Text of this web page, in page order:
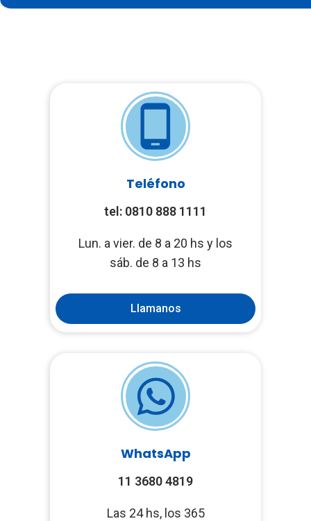
Teléfono
tel: 0810 888 1111
Lun. a vier. de 8 a 20 hs y los
sáb. de 8 a 13 hs
Llamanos
WhatsApp
11 3680 4819
Las 24 hs, los 365